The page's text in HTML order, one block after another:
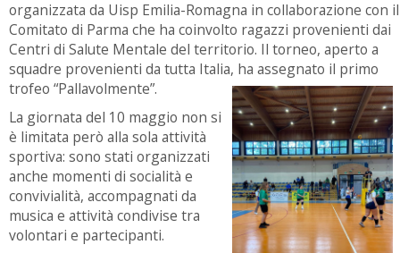
organizzata da Uisp Emilia-Romagna in collaborazione con il
Comitato di Parma che ha coinvolto ragazzi provenienti dai
Centri di Salute Mentale del territorio. Il torneo, aperto a
squadre provenienti da tutta Italia, ha assegnato il primo
trofeo “Pallavolmente”.
La giornata del 10 maggio non si
è limitata però alla sola attività
sportiva: sono stati organizzati
anche momenti di socialità e
convivialità, accompagnati da
musica e attività condivise tra
volontari e partecipanti.